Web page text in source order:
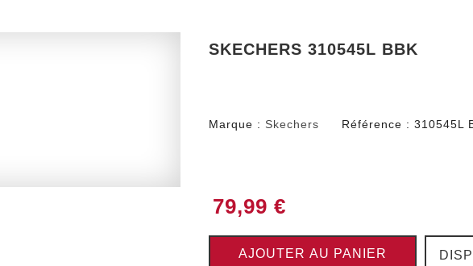
SKECHERS 310545L BBK
Marque : Skechers Référence : 310545L
79,99 €
AJOUTER AU PANIER